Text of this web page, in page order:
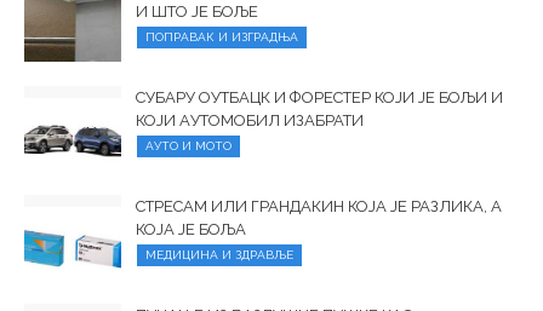
И ШТО ЈЕ БОЉЕ
ПОПРАВАК И ИЗГРАДЊА
СУБАРУ ОУТБАЦК И ФОРЕСТЕР КОЈИ ЈЕ БОЉИ И
КОЈИ АУТОМОБИЛ ИЗАБРАТИ
АУТО И МОТО
СТРЕСАМ ИЛИ ГРАНДАКИН КОЈА ЈЕ РАЗЛИКА, А
КОЈА ЈЕ БОЉА
МЕДИЦИНА И ЗДРАВЉЕ